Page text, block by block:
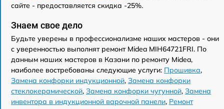
сайте - предоставляется скидка -25%.
Знаем свое дело
Будьте уверены в профессионализме наших мастеров - они
с уверенностью выполнят ремонт Midea MIH64721FRI. По
данным наших мастеров в Казани по ремонту Midea,
наиболее востребованы следующие услуги: Прошивка,
Замена конфорки индукционной, Замена конфорки
стеклокерамической, Замена конфорки чугунной, Замена
инвентора в индукционной варочной панели, Ремонт